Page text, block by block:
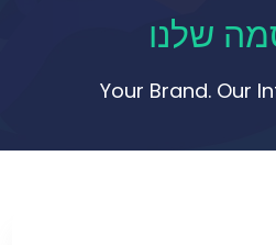
שלנו
Your Brand. Our